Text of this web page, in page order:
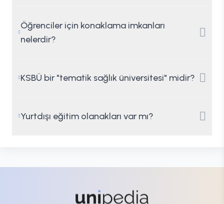
Öğrenciler için konaklama imkanları
nelerdir?
KSBÜ bir "tematik sağlık üniversitesi" midir?
Yurtdışı eğitim olanakları var mı?